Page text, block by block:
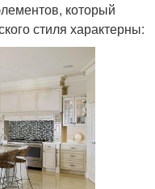
который
стиля характерны: